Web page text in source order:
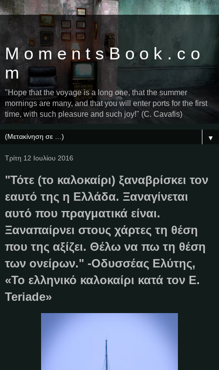
M o m e n t s B o o k . c o
m
"Hope that the voyage is a long one, that the summer
mornings are many, and that you will enter ports for the first
time, with such pleasure and such joy!" (C. Cavafis)
▼
Τρίτη 12 Ιουλίου 2016
"Τότε (το καλοκαίρι) ξαναβρίσκει τον
εαυτό της η Ελλάδα. Ξαναγίνεται
αυτό που πραγματικά είναι.
Ξαναπαίρνει στους χάρτες τη θέση
που της αξίζει. Θέλω να πω τη θέση
των ονείρων." -Οδυσσέας Ελύτης,
«Το ελληνικό καλοκαίρι κατά τον Ε.
Teriade»